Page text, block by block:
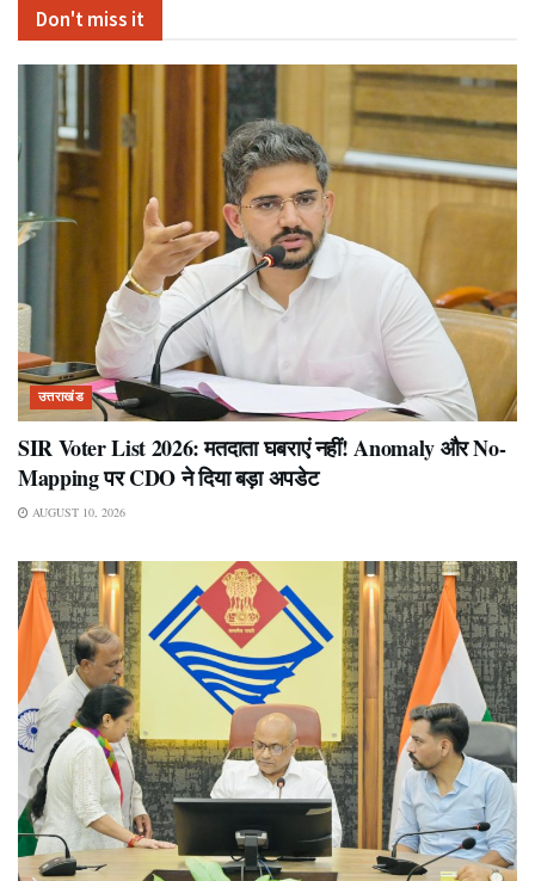
Don't miss it
उत्तराखंड
SIR Voter List 2026: मतदाता घबराएं नहीं! Anomaly और No-
Mapping पर CDO ने दिया बड़ा अपडेट
AUGUST 10, 2026